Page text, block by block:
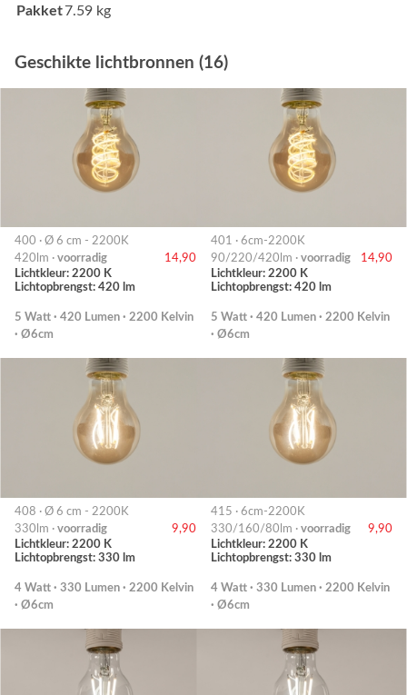
Pakket7.59 kg
Geschikte lichtbronnen (16)
400 · Ø 6 cm - 2200K
420lm · voorradig
14,90
Lichtkleur: 2200 K
Lichtopbrengst: 420 lm
5 Watt · 420 Lumen · 2200 Kelvin
· Ø6cm
401 · 6cm-2200K
90/220/420lm · voorradig
14,90
Lichtkleur: 2200 K
Lichtopbrengst: 420 lm
5 Watt · 420 Lumen · 2200 Kelvin
· Ø6cm
408 · Ø 6 cm - 2200K
330lm · voorradig
9,90
Lichtkleur: 2200 K
Lichtopbrengst: 330 lm
4 Watt · 330 Lumen · 2200 Kelvin
· Ø6cm
415 · 6cm-2200K
330/160/80lm · voorradig
9,90
Lichtkleur: 2200 K
Lichtopbrengst: 330 lm
4 Watt · 330 Lumen · 2200 Kelvin
· Ø6cm